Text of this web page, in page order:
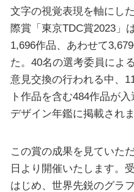
文字の視覚表現を軸にし
際賞「東京TDC賞2023」
1,696作品、あわせて
た。40名の選考委員によ
意見交換の行われる中、
ト作品を含む484作品が
デザイン年鑑に掲載されま
この賞の成果を見ていた
日より開催いたします。
はじめ、世界先鋭のグラ